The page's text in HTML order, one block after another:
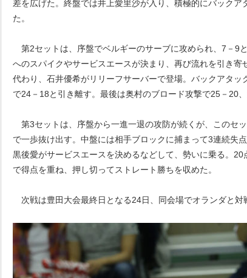
差を広げた。終盤では井上愛里沙が入り、積極的にバック
た。
第2セットは、序盤でベルギーのサーブに攻められ、7－9
へのスパイクやサービスエースが決まり、再び流れを引き寄
代わり、石井優希がリリーフサーバーで登場。バックアタ
で24－18と引き離す。最後は奥村のブロード攻撃で25－20
第3セットは、序盤から一進一退の攻防が続くが、このセ
で一歩抜け出す。中盤には相手ブロックに捕まって3連続失
黒後愛がサービスエースを決めるなどして、勢いに乗る。
で得点を重ね、押し切ってストレート勝ちを収めた。
次戦は豊田大会最終日となる24日、同会場でオランダと対